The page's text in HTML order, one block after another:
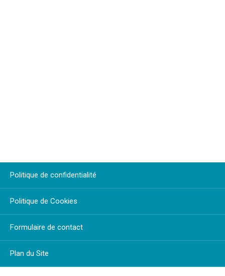
Politique de confidentialité
Politique de Cookies
Formulaire de contact
Plan du Site